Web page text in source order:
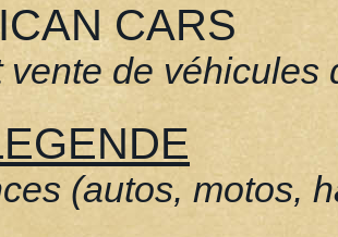
CARS
vente de véhicules
(autos, motos,